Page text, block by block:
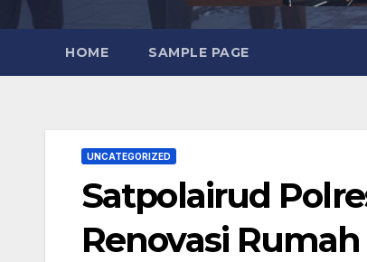
HOME SAMPLE PAGE
UNCATEGORIZED
Satpolairud
Renovasi